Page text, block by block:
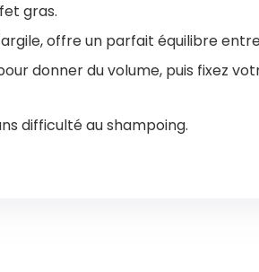
gras.
offre un parfait équilibre
donner du volume, puis fixez
difficulté au shampoing.